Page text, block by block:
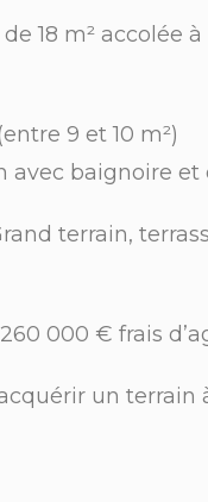
18 m² accolée
9 et 10 m²)
avec baignoire
terrain,
000 € frais
un terrain